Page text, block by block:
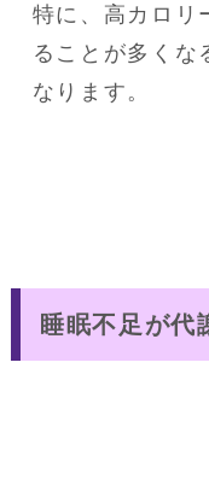
特に、高カロリ
ることが多くな
なります。
睡眠不足が代